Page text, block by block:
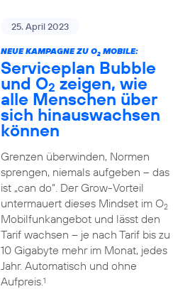
25. April 2023
NEUE KAMPAGNE ZU O2MOBILE:
Serviceplan Bubble
und O2 zeigen, wie
alle Menschen über
sich hinauswachsen
können
Grenzen überwinden, Normen
sprengen, niemals aufgeben – das
ist „can do“. Der Grow-Vorteil
untermauert dieses Mindset im O2
Mobilfunkangebot und lässt den
Tarif wachsen – je nach Tarif bis zu
10 Gigabyte mehr im Monat, jedes
Jahr. Automatisch und ohne
Aufpreis.1